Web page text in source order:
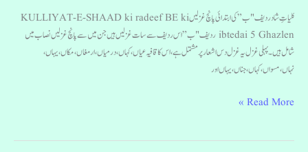
کلیاتِ شاد ردیف "ب” کی ابتدائی پانچ غزلیں KULLIYAT-E-SHAAD ki radeef BE ki
ibtedai 5 Ghazlen ردیف "ب” اس ردیف سے سات غزلیں ہیں جن میں سے پانچ غزلیں نصاب میں
شامل ہیں۔ پہلی غزل یہ غزل دس اشعار پر مشتمل ہے، اس کا قافیہ عیاں، کہاں، درمیاں، ارمغاں، مکاں،یہاں،
نہاں،مسواں، کہاں، جناں، یہاں اور
Read More »